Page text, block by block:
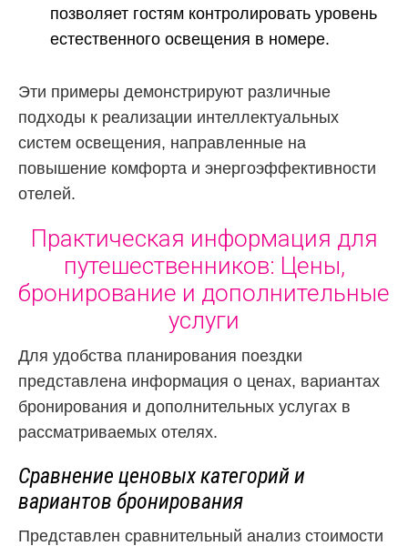
позволяет гостям контролировать уровень
естественного освещения в номере.
Эти примеры демонстрируют различные
подходы к реализации интеллектуальных
систем освещения, направленные на
повышение комфорта и энергоэффективности
отелей.
Практическая информация для
путешественников: Цены,
бронирование и дополнительные
услуги
Для удобства планирования поездки
представлена информация о ценах, вариантах
бронирования и дополнительных услугах в
рассматриваемых отелях.
Сравнение ценовых категорий и
вариантов бронирования
Представлен сравнительный анализ стоимости